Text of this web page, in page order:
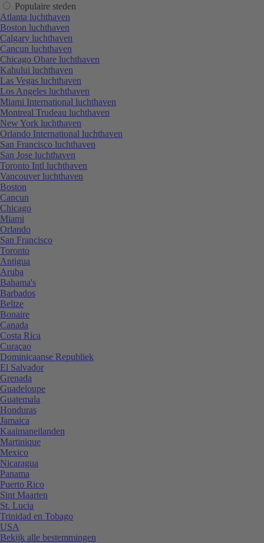
Populaire steden
Atlanta luchthaven
Boston luchthaven
Calgary luchthaven
Cancun luchthaven
Chicago Ohare luchthaven
Kahului luchthaven
Las Vegas luchthaven
Los Angeles luchthaven
Miami International luchthaven
Montreal Trudeau luchthaven
New York luchthaven
Orlando International luchthaven
San Francisco luchthaven
San Jose luchthaven
Toronto Intl luchthaven
Vancouver luchthaven
Boston
Cancun
Chicago
Miami
Orlando
San Francisco
Toronto
Antigua
Aruba
Bahama's
Barbados
Belize
Bonaire
Canada
Costa Rica
Curaçao
Dominicaanse Republiek
El Salvador
Grenada
Guadeloupe
Guatemala
Honduras
Jamaica
Kaaimaneilanden
Martinique
Mexico
Nicaragua
Panama
Puerto Rico
Sint Maarten
St. Lucia
Trinidad en Tobago
USA
Bekijk alle bestemmingen